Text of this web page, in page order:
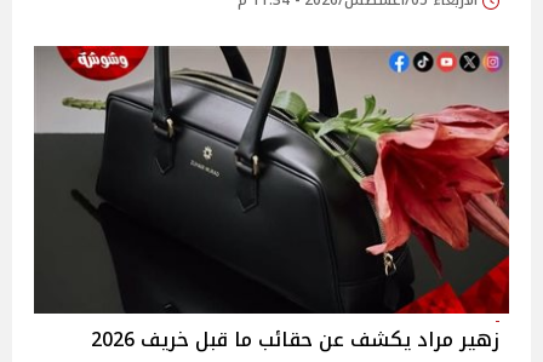
زهير مراد يكشف عن حقائب ما قبل خريف 2026